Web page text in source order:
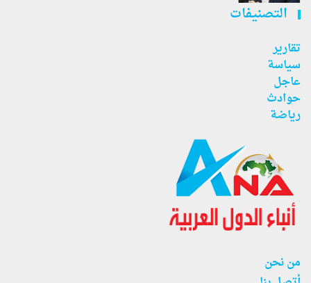
التصنيفات
تقارير
سياسة
عاجل
حوادث
رياضة
من نحن